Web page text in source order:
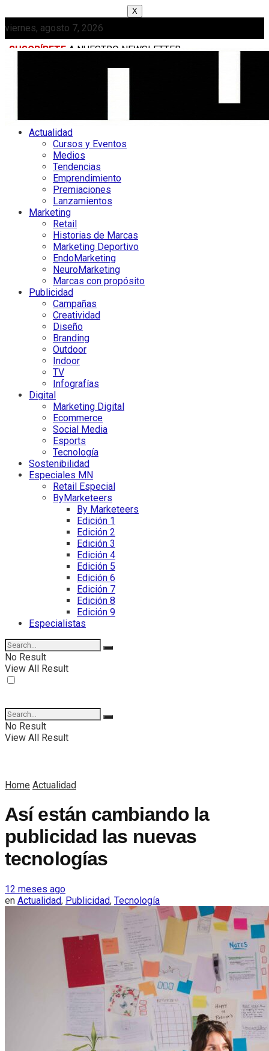
X
viernes, agosto 7, 2026
SUSCRÍBETE A NUESTRO NEWSLETTER
Actualidad
Cursos y Eventos
Medios
Tendencias
Emprendimiento
Premiaciones
Lanzamientos
Marketing
Retail
Historias de Marcas
Marketing Deportivo
EndoMarketing
NeuroMarketing
Marcas con propósito
Publicidad
Campañas
Creatividad
Diseño
Branding
Outdoor
Indoor
TV
Infografías
Digital
Marketing Digital
Ecommerce
Social Media
Esports
Tecnología
Sostenibilidad
Especiales MN
Retail Especial
ByMarketeers
By Marketeers
Edición 1
Edición 2
Edición 3
Edición 4
Edición 5
Edición 6
Edición 7
Edición 8
Edición 9
Especialistas
No Result
View All Result
No Result
View All Result
Home Actualidad
Así están cambiando la
publicidad las nuevas
tecnologías
12 meses ago
en Actualidad, Publicidad, Tecnología